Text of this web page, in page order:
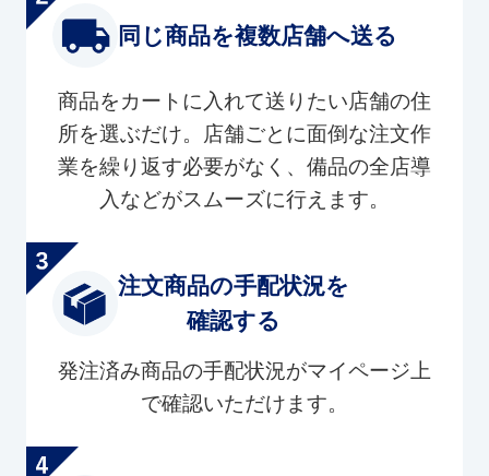
同じ商品を複数店舗へ送る
商品をカートに入れて送りたい店舗の住
所を選ぶだけ。店舗ごとに面倒な注文作
業を繰り返す必要がなく、備品の全店導
入などがスムーズに行えます。
注文商品の手配状況を
確認する
発注済み商品の手配状況がマイページ上
で確認いただけます。